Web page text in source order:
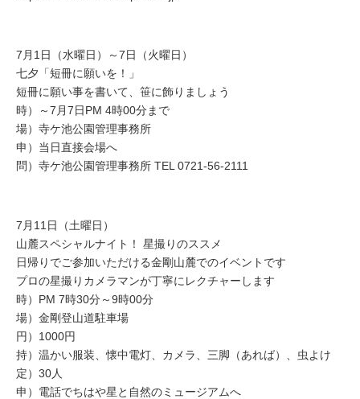
7月1日（水曜日）～7日（火曜日）
七夕「短冊に願いを！」
短冊に願い事を書いて、笹に飾りましょう
時）～7月7日PM 4時00分まで
場）寺ケ池公園管理事務所
申）当日直接会場へ
問）寺ケ池公園管理事務所 TEL 0721-56-2111
7月11日（土曜日）
山麓スペシャルナイト！ 星撮りのススメ
日帰りでご参加いただける金剛山麓でのイベントです
プロの星撮りカメラマンが丁寧にレクチャーします
時）PM 7時30分～9時00分
場）金剛登山道駐車場
円）1000円
持）温かい服装、懐中電灯、カメラ、三脚（あれば）、虫よけ
定）30人
申）電話でちはや星と自然のミュージアムへ